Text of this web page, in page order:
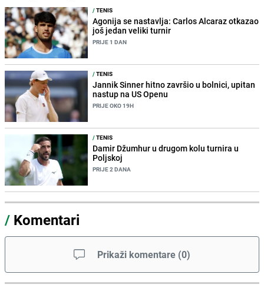
/TENIS
Agonija se nastavlja: Carlos Alcaraz otkazao
još jedan veliki turnir
PRIJE 1 DAN
/TENIS
Jannik Sinner hitno završio u bolnici, upitan
nastup na US Openu
PRIJE OKO 19H
/TENIS
Damir Džumhur u drugom kolu turnira u
Poljskoj
PRIJE 2 DANA
/ Komentari
Prikaži komentare (0)